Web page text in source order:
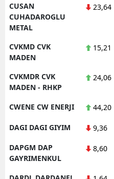
CUSAN
CUHADAROGLU
METAL
23,64
CVKMD CVK
MADEN
15,21
CVKMDR CVK
MADEN - RHKP
24,06
CWENE CW ENERJI 44,20
DAGI DAGI GIYIM 9,36
DAPGM DAP
GAYRIMENKUL
8,60